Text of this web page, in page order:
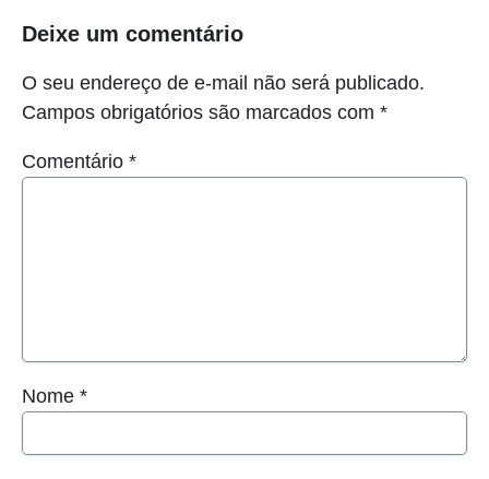
Deixe um comentário
O seu endereço de e-mail não será publicado.
Campos obrigatórios são marcados com *
Comentário *
Nome